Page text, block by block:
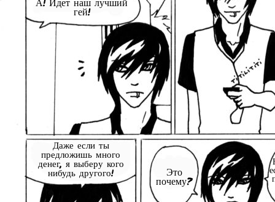
гей!
Это
почему?
Даже если ты
предложишь много
денег, я выберу кого
нибудь другого!